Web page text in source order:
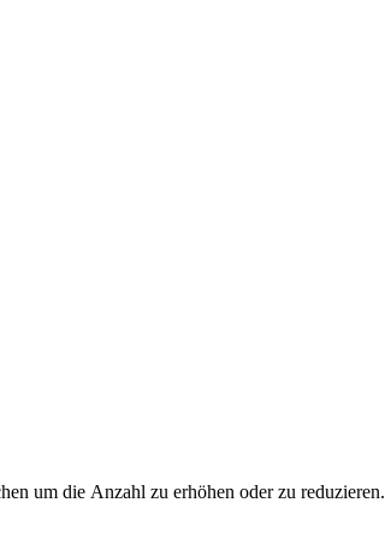
um die Anzahl zu erhöhen oder zu reduzieren.